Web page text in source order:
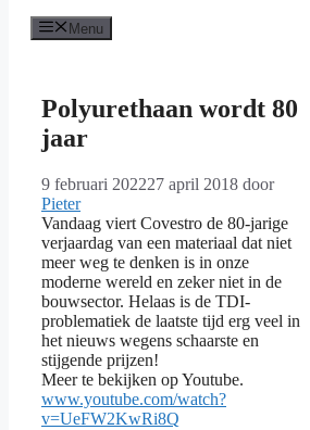
Menu
Polyurethaan wordt 80
jaar
9 februari 202227 april 2018 door
Pieter
Vandaag viert Covestro de 80-jarige
verjaardag van een materiaal dat niet
meer weg te denken is in onze
moderne wereld en zeker niet in de
bouwsector. Helaas is de TDI-
problematiek de laatste tijd erg veel in
het nieuws wegens schaarste en
stijgende prijzen!
Meer te bekijken op Youtube.
www.youtube.com/watch?
v=UeFW2KwRi8Q